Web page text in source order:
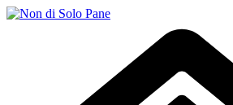
Salta